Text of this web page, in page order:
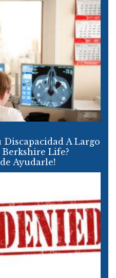
Discapacidad A Largo
Life?
Ayudarle!